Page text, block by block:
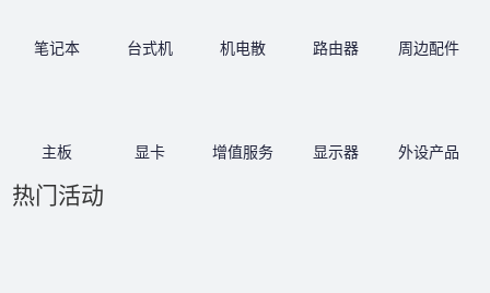
笔记本
主板
台式机
显卡
机电散
增值服务
路由器
显示器
周边配件
外设产品
热门活动